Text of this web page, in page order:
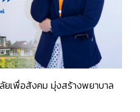
เพื่อสังคม มุ่งสร้างพยาบาล